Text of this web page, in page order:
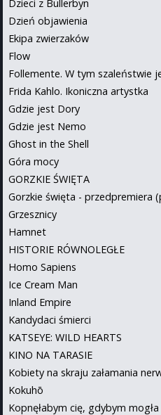
Dzieci z Bullerbyn
Dzień objawienia
Ekipa zwierzaków
Flow
Follemente. W tym szaleństwie
Frida Kahlo. Ikoniczna artystka
Gdzie jest Dory
Gdzie jest Nemo
Ghost in the Shell
Góra mocy
GORZKIE ŚWIĘTA
Gorzkie święta - przedpremiera
Grzesznicy
Hamnet
HISTORIE RÓWNOLEGŁE
Homo Sapiens
Ice Cream Man
Inland Empire
Kandydaci śmierci
KATSEYE: WILD HEARTS
KINO NA TARASIE
Kobiety na skraju załamania
Kokuhō
Kopnęłabym cię, gdybym mogła